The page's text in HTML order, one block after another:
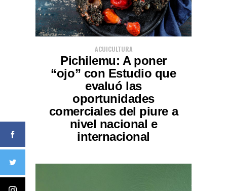
ACUICULTURA
Pichilemu: A poner
“ojo” con Estudio que
evaluó las
oportunidades
comerciales del piure a
nivel nacional e
internacional